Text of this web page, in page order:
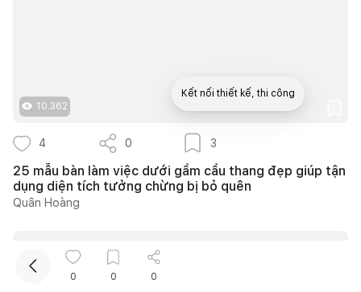
10.362
4 0 3
25 mẫu bàn làm việc dưới gầm cầu thang đẹp giúp tận
dụng diện tích tưởng chừng bị bỏ quên
Quân Hoàng
0 0 0
Kết nối thiết kế, thi công